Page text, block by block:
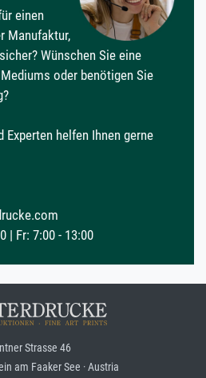
einen
Manufaktur,
Wünschen Sie eine
oder benötigen Sie
Experten helfen Ihnen gerne
| Fr: 7:00 - 13:00
Strasse 46
am Faaker See · Austria